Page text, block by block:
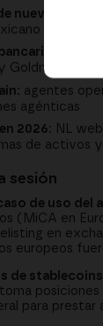
nueva
de Bitso
con
Goldman Sachs
agentes
agénticas
2026: NL
de activos
sesión
de uso del
(MiCA en
en
europeos
de
para prestar